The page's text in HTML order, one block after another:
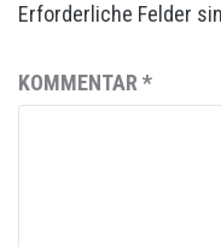
Erforderliche Felder
KOMMENTAR*